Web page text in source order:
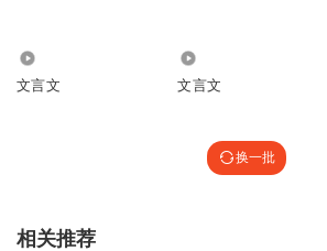
文言文 文言文
换一批
相关推荐